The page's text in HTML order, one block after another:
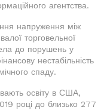
агентства.
напруження між
торговельної
до порушень у
нестабільність
спаду.
освіту в США,
році до близько 277